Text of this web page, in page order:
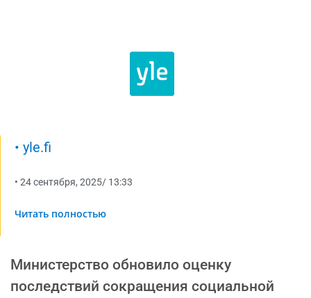
• yle.fi
• 24 сентября, 2025/ 13:33
Читать полностью
Министерство обновило оценку
последствий сокращения социальной